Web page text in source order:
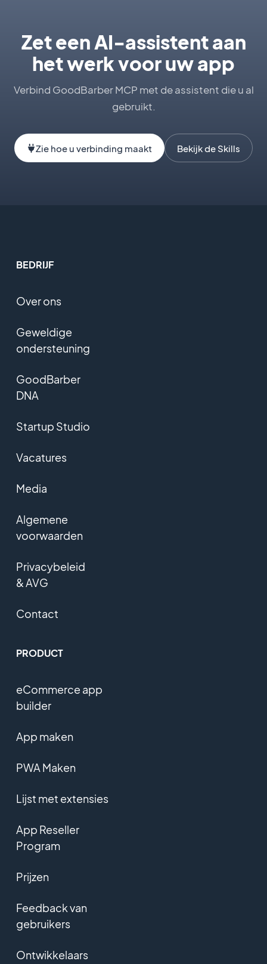
Zet een AI-assistent aan
het werk voor uw app
Verbind GoodBarber MCP met de assistent die u al
gebruikt.
Zie hoe u verbinding maakt Bekijk de Skills
BEDRIJF
Over ons
Geweldige
ondersteuning
GoodBarber
DNA
Startup Studio
Vacatures
Media
Algemene
voorwaarden
Privacybeleid
& AVG
Contact
PRODUCT
eCommerce app
builder
App maken
PWA Maken
Lijst met extensies
App Reseller
Program
Prijzen
Feedback van
gebruikers
Ontwikkelaars